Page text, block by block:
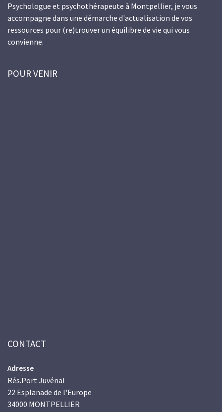
Psychologue et psychothérapeute à Montpellier, je vous
accompagne dans une démarche d'actualisation de vos
ressources pour (re)trouver un équilibre de vie qui vous
convienne.
POUR VENIR
CONTACT
Adresse
Rés.Port Juvénal
22 Esplanade de l'Europe
34000 MONTPELLIER